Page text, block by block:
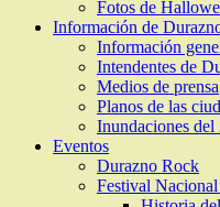
Fotos de
Información de
Información
Intendentes de
Medios de prensa
Planos de las
Inundaciones del
Eventos
Durazno Rock
Festival